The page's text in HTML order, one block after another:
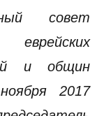
совет
и общин
2017